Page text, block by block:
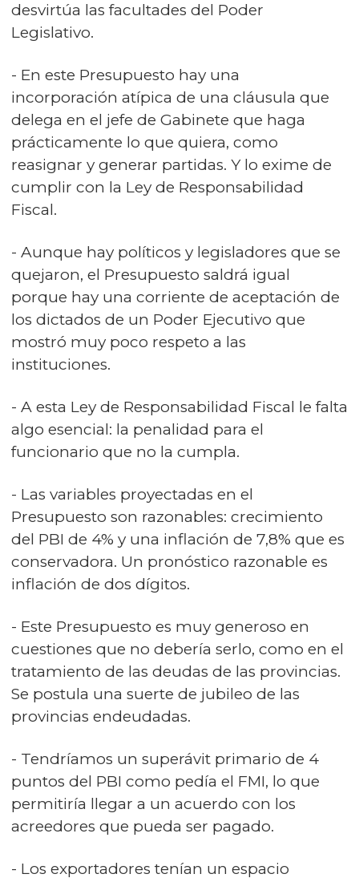
desvirtúa las facultades del Poder
Legislativo.
- En este Presupuesto hay una
incorporación atípica de una cláusula que
delega en el jefe de Gabinete que haga
prácticamente lo que quiera, como
reasignar y generar partidas. Y lo exime de
cumplir con la Ley de Responsabilidad
Fiscal.
- Aunque hay políticos y legisladores que se
quejaron, el Presupuesto saldrá igual
porque hay una corriente de aceptación de
los dictados de un Poder Ejecutivo que
mostró muy poco respeto a las
instituciones.
- A esta Ley de Responsabilidad Fiscal le falta
algo esencial: la penalidad para el
funcionario que no la cumpla.
- Las variables proyectadas en el
Presupuesto son razonables: crecimiento
del PBI de 4% y una inflación de 7,8% que es
conservadora. Un pronóstico razonable es
inflación de dos dígitos.
- Este Presupuesto es muy generoso en
cuestiones que no debería serlo, como en el
tratamiento de las deudas de las provincias.
Se postula una suerte de jubileo de las
provincias endeudadas.
- Tendríamos un superávit primario de 4
puntos del PBI como pedía el FMI, lo que
permitiría llegar a un acuerdo con los
acreedores que pueda ser pagado.
- Los exportadores tenían un espacio